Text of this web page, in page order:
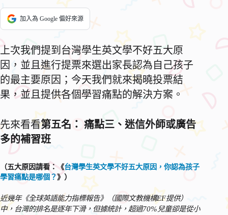
加入為 Google 偏好來源
上次我們提到台灣學生英文學不好五大原
因，並且進行提票來選出家長認為自己孩子
的最主要原因；今天我們就來揭曉投票結
果，並且提供各個學習痛點的解決方案。
先來看看第五名： 痛點三、迷信外師或廣告
多的補習班
（五大原因請看： 《台灣學生英文學不好五大原因，你認為孩子
學習痛點是哪個？》 ）
近幾年《全球英語能力指標報告》（國際文教機構EF提供）
中，台灣的排名是逐年下滑，但據統計，超過70%兒童卻是從小